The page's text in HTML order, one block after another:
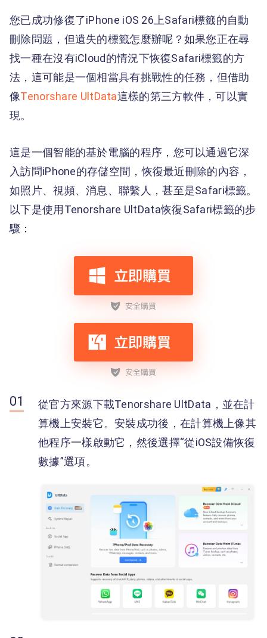
您已成功修復了iPhone iOS 26上Safari標籤的自動
刪除問題，但遺失的標籤怎麼辦呢？如果您正在尋
找一種在沒有iCloud的情況下恢復Safari標籤的方
法，這可能是一個相當具有挑戰性的任務，但借助
像Tenorshare UltData這樣的第三方軟件，可以實
現。
這是一個智能的基於電腦的程序，您可以通過它深
入訪問iPhone的存儲空間，恢復最近刪除的內容，
如照片、視頻、消息、聯繫人，甚至是Safari標籤。
以下是使用Tenorshare UltData恢復Safari標籤的步
驟：
從官方來源下載Tenorshare UltData，並在計
算機上安裝它。安裝成功後，在計算機上像其
他程序一樣啟動它，然後選擇“從iOS設備恢復
數據”選項。